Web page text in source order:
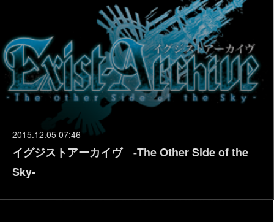
2015.12.05 07:46
イグジストアーカイヴ -The Other Side of the
Sky-